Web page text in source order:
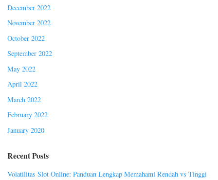
December 2022
November 2022
October 2022
September 2022
May 2022
April 2022
March 2022
February 2022
January 2020
Recent Posts
Volatilitas Slot Online: Panduan Lengkap Memahami Rendah vs Tinggi